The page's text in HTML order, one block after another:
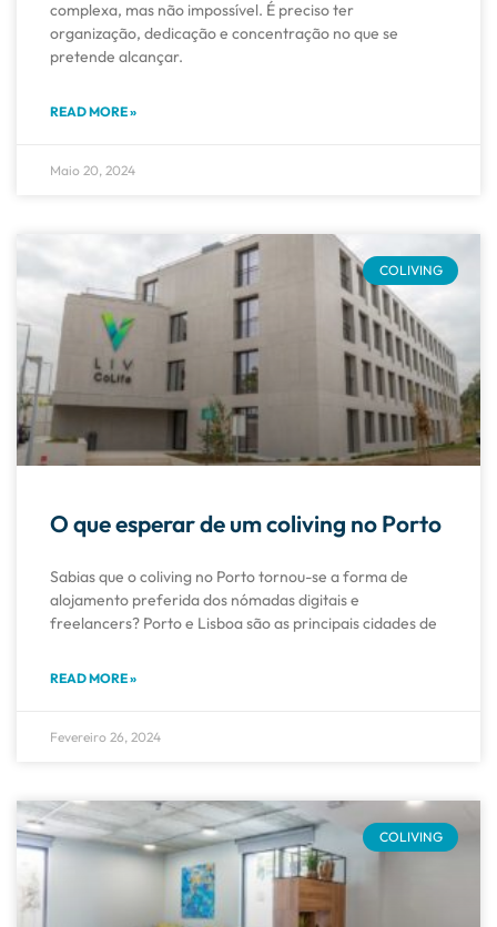
complexa, mas não impossível. É preciso ter
organização, dedicação e concentração no que se
pretende alcançar.
READ MORE »
Maio 20, 2024
COLIVING
O que esperar de um coliving no Porto
Sabias que o coliving no Porto tornou-se a forma de
alojamento preferida dos nómadas digitais e
freelancers? Porto e Lisboa são as principais cidades de
READ MORE »
Fevereiro 26, 2024
COLIVING